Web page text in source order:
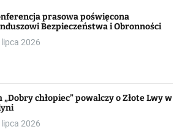
prasowa poświęcona
Bezpieczeństwa i Obronności
2026
„Dobry chłopiec” powalczy o Złote Lwy w
2026